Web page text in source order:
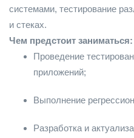
системами, тестирование
и стеках.
Чем предстоит заниматься:
Проведение
приложений;
Выполнение
Разработка и